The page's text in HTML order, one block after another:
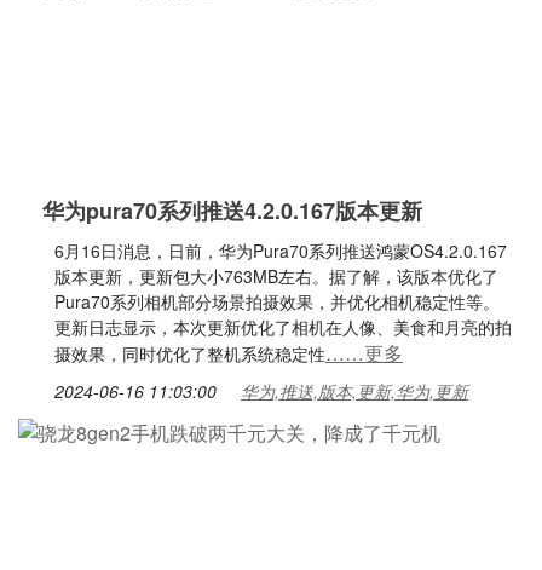
华为pura70系列推送4.2.0.167版本更新
6月16日消息，日前，华为Pura70系列推送鸿蒙OS4.2.0.167
版本更新，更新包大小763MB左右。据了解，该版本优化了
Pura70系列相机部分场景拍摄效果，并优化相机稳定性等。
更新日志显示，本次更新优化了相机在人像、美食和月亮的拍
摄效果，同时优化了整机系统稳定性……更多
2024-06-16 11:03:00 华为,推送,版本,更新,华为,更新